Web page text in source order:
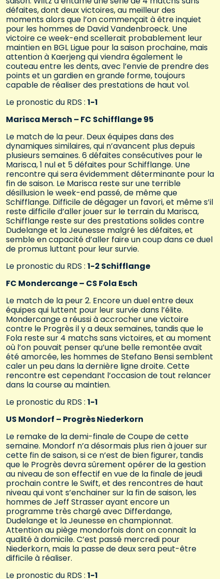
défaites, dont deux victoires, au meilleur des
moments alors que l’on commençait à être inquiet
pour les hommes de David Vandenbroeck. Une
victoire ce week-end scellerait probablement leur
maintien en BGL Ligue pour la saison prochaine, mais
attention à Kaerjeng qui viendra également le
couteau entre les dents, avec l’envie de prendre des
points et un gardien en grande forme, toujours
capable de réaliser des prestations de haut vol.
Le pronostic du RDS : 1-1
Marisca Mersch – FC Schifflange 95
Le match de la peur. Deux équipes dans des
dynamiques similaires, qui n’avancent plus depuis
plusieurs semaines. 6 défaites consécutives pour le
Marisca, 1 nul et 5 défaites pour Schifflange. Une
rencontre qui sera évidemment déterminante pour la
fin de saison. Le Marisca reste sur une terrible
désillusion le week-end passé, de même que
Schifflange. Difficile de dégager un favori, et même s’il
reste difficile d’aller jouer sur le terrain du Marisca,
Schifflange reste sur des prestations solides contre
Dudelange et la Jeunesse malgré les défaites, et
semble en capacité d’aller faire un coup dans ce duel
de promus luttant pour leur survie.
Le pronostic du RDS : 1-2 Schifflange
FC Mondercange – CS Fola Esch
Le match de la peur 2. Encore un duel entre deux
équipes qui luttent pour leur survie dans l’élite.
Mondercange a réussi à accrocher une victoire
contre le Progrès il y a deux semaines, tandis que le
Fola reste sur 4 matchs sans victoires, et au moment
où l’on pouvait penser qu’une belle remontée avait
été amorcée, les hommes de Stefano Bensi semblent
caler un peu dans la dernière ligne droite. Cette
rencontre est cependant l’occasion de tout relancer
dans la course au maintien.
Le pronostic du RDS : 1-1
US Mondorf – Progrès Niederkorn
Le remake de la demi-finale de Coupe de cette
semaine. Mondorf n’a désormais plus rien à jouer sur
cette fin de saison, si ce n’est de bien figurer, tandis
que le Progrès devra sûrement opérer de la gestion
au niveau de son effectif en vue de la finale de jeudi
prochain contre le Swift, et des rencontres de haut
niveau qui vont s’enchainer sur la fin de saison, les
hommes de Jeff Strasser ayant encore un
programme très chargé avec Differdange,
Dudelange et la Jeunesse en championnat.
Attention au piège mondorfois dont on connait la
qualité à domicile. C’est passé mercredi pour
Niederkorn, mais la passe de deux sera peut-être
difficile à réaliser.
Le pronostic du RDS : 1-1